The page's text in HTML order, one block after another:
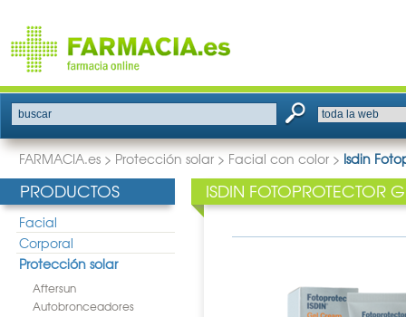
buscar
FARMACIA.es > Protección solar > Facial con color > Isdin
PRODUCTOS
Facial
Corporal
Protección solar
Aftersun
Autobronceadores
ISDIN FOTOPROTECTOR